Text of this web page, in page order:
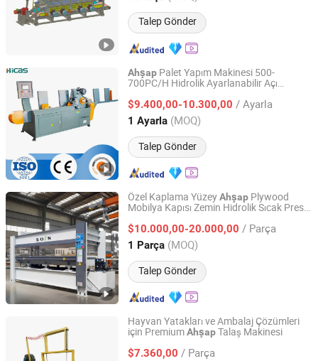
Talep Gönder
Shandong, China Fiyat 2015
Ahşap Palet Yapım Makinesi 500-
700PC/H Hidrolik Ayarlanabilir Açı
Otomatik Besleme ile
$9.400,00-10.300,00 / Ayarla
1 Ayarla (MOQ)
Talep Gönder
Qingdao High-Class Service Import & Export Co., Ltd.
Shandong, China Fiyat 2016
Özel Kaplama YüzeyAhşap Plywood
Mobilya Kapısı Zemin Hidrolik Sıcak Pres
$10.000,00-20.000,00 / Parça
1 Parça (MOQ)
Talep Gönder
QINGDAO SOSN MACHINERY CO., LTD.
Shandong, China Fiyat 2009
Hayvan Yatakları ve Ambalaj Çözümleri
için PremiumAhşapTalaş Makinesi
$7.360,00 / Parça
Shandong Zouping Shuanghuan Machinery
Manufacturing Co., Ltd.